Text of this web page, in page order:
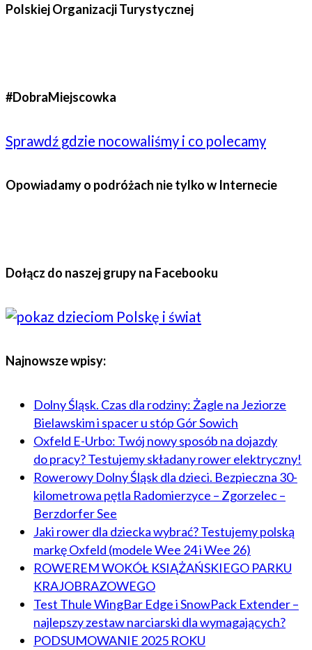
Polskiej Organizacji Turystycznej
#DobraMiejscowka
Sprawdź gdzie nocowaliśmy i co polecamy
Opowiadamy o podróżach nie tylko w Internecie
Dołącz do naszej grupy na Facebooku
Najnowsze wpisy:
Dolny Śląsk. Czas dla rodziny: Żagle na Jeziorze
Bielawskim i spacer u stóp Gór Sowich
Oxfeld E-Urbo: Twój nowy sposób na dojazdy
do pracy? Testujemy składany rower elektryczny!
Rowerowy Dolny Śląsk dla dzieci. Bezpieczna 30-
kilometrowa pętla Radomierzyce – Zgorzelec –
Berzdorfer See
Jaki rower dla dziecka wybrać? Testujemy polską
markę Oxfeld (modele Wee 24 i Wee 26)
ROWEREM WOKÓŁ KSIĄŻAŃSKIEGO PARKU
KRAJOBRAZOWEGO
Test Thule WingBar Edge i SnowPack Extender –
najlepszy zestaw narciarski dla wymagających?
PODSUMOWANIE 2025 ROKU